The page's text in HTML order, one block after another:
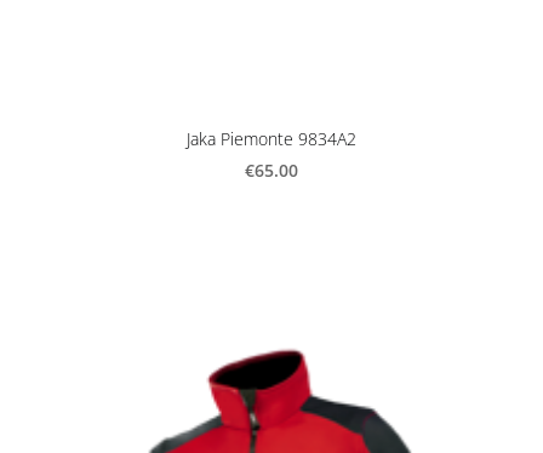
Jaka Piemonte 9834A2
€65.00